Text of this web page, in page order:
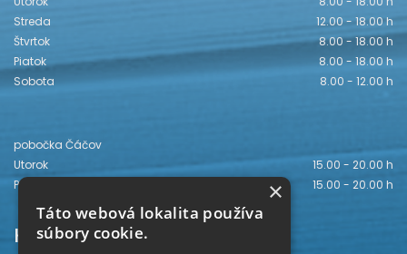
Streda
12.00 - 18.00 h
Štvrtok
8.00 - 18.00 h
Piatok
8.00 - 18.00 h
Sobota
8.00 - 12.00 h
pobočka Čáčov
Utorok
15.00 - 20.00 h
Piatok
15.00 - 20.00 h
Kontakt
×
Táto webová lokalita používa
súbory cookie.